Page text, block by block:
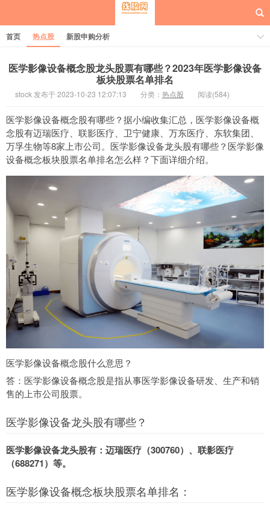
每日概念股
首页 热点股 新股申购分析
医学影像设备概念股龙头股票有哪些？2023年医学影像设备
板块股票名单排名
stock 发布于 2023-10-23 12:07:13 分类： 热点股 阅读(584)
医学影像设备概念股有哪些？据小编收集汇总，医学影像设备概
念股有迈瑞医疗、联影医疗、卫宁健康、万东医疗、东软集团、
万孚生物等8家上市公司。医学影像设备龙头股有哪些？医学影像
设备概念板块股票名单排名怎么样？下面详细介绍。
医学影像设备概念股什么意思？
答：医学影像设备概念股是指从事医学影像设备研发、生产和销
售的上市公司股票。
医学影像设备龙头股有哪些？
医学影像设备龙头股有：迈瑞医疗（300760）、联影医疗
（688271）等。
医学影像设备概念板块股票名单排名：